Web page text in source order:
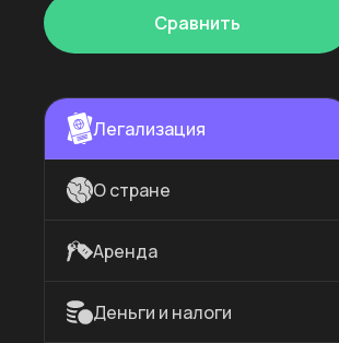
Сравнить
Легализация
О стране
Аренда
Деньги и налоги